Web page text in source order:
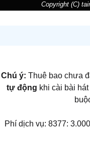
Copyright (C)
Chú ý: Thuê bao chưa
tự động khi cài bài
Phí dịch vụ: 8377: